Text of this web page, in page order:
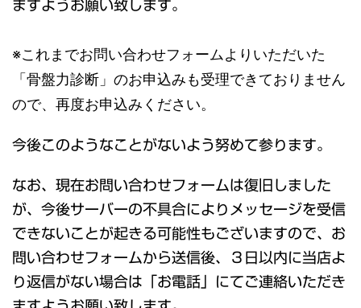
ますようお願い致します。
※これまでお問い合わせフォームよりいただいた
「骨盤力診断」のお申込みも受理できておりません
ので、再度お申込みください。
今後このようなことがないよう努めて参ります。
なお、現在お問い合わせフォームは復旧しました
が、今後サーバーの不具合によりメッセージを受信
できないことが起きる可能性もございますので、お
問い合わせフォームから送信後、３日以内に当店よ
り返信がない場合は「お電話」にてご連絡いただき